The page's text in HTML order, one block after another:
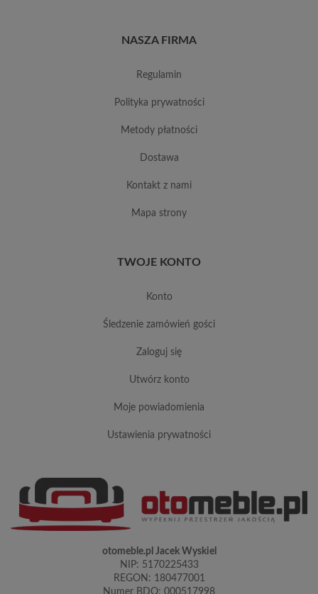
NASZA FIRMA
regulamin
polityka prywatności
metody płatności
dostawa
kontakt z nami
mapa strony
TWOJE KONTO
konto
śledzenie zamówień gości
zaloguj się
utwórz konto
moje powiadomienia
ustawienia prywatności
otomeble.pl Jacek Wyskiel
NIP: 5170225433
REGON: 180477001
Numer BDO: 000517998